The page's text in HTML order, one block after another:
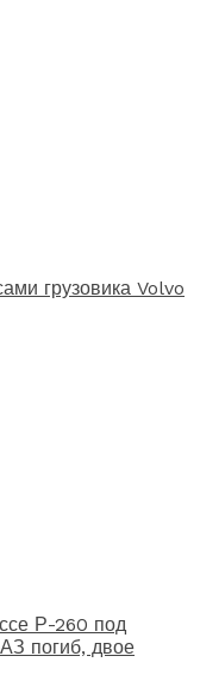
грузовика Volvo
Р-260 под
погиб, двое